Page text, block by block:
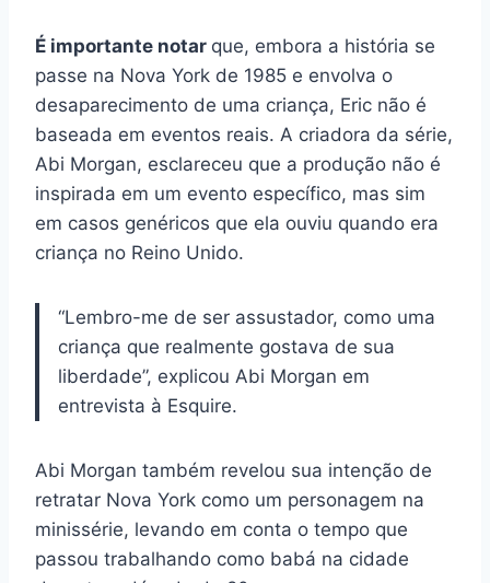
É importante notar que, embora a história se
passe na Nova York de 1985 e envolva o
desaparecimento de uma criança, Eric não é
baseada em eventos reais. A criadora da série,
Abi Morgan, esclareceu que a produção não é
inspirada em um evento específico, mas sim
em casos genéricos que ela ouviu quando era
criança no Reino Unido.
“Lembro-me de ser assustador, como uma
criança que realmente gostava de sua
liberdade”, explicou Abi Morgan em
entrevista à Esquire.
Abi Morgan também revelou sua intenção de
retratar Nova York como um personagem na
minissérie, levando em conta o tempo que
passou trabalhando como babá na cidade